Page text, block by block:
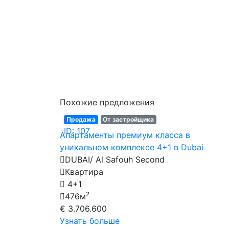
Похожие предложения
Продажа От застройщика
ID: 107
Апартаменты премиум класса в
уникальном комплексе 4+1 в Dubai
DUBAI/ Al Safouh Second
Квартира
4+1
476м2
€ 3.706.600
Узнать больше